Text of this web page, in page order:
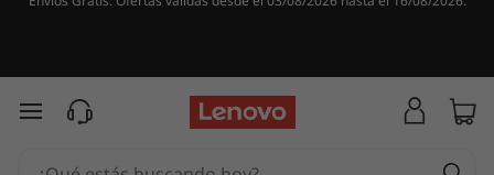
h
Ir al contenido principal